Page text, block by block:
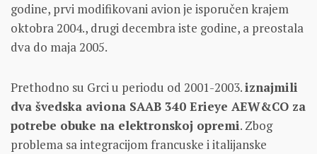
godine, prvi modifikovani avion je isporučen krajem
oktobra 2004., drugi decembra iste godine, a preostala
dva do maja 2005.
Prethodno su Grci u periodu od 2001-2003.iznajmili
dva švedska aviona SAAB 340 Erieye AEW&CO za
potrebe obuke na elektronskoj opremi. Zbog
problema sa integracijom francuske i italijanske